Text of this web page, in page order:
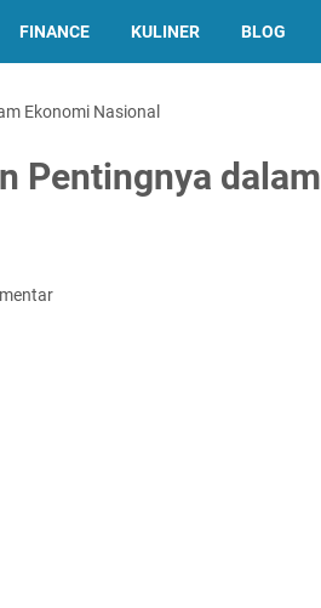
FINANCE KULINER BLOG
Ekonomi Nasional
Pentingnya dalam